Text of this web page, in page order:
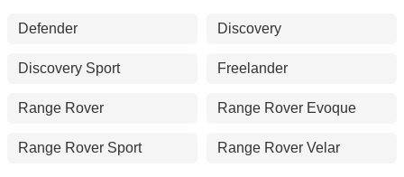
Defender Discovery
Discovery Sport Freelander
Range Rover Range Rover Evoque
Range Rover Sport Range Rover Velar